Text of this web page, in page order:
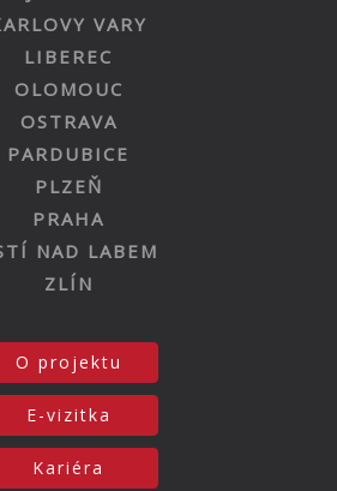
VARY
LIBEREC
OLOMOUC
OSTRAVA
PARDUBICE
PLZEŇ
PRAHA
NAD LABEM
ZLÍN
O projektu
E-vizitka
Kariéra